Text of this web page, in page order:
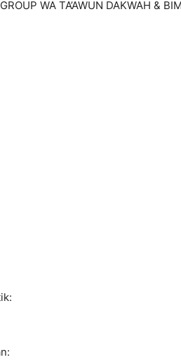
WA TA’AWUN DAKWAH &